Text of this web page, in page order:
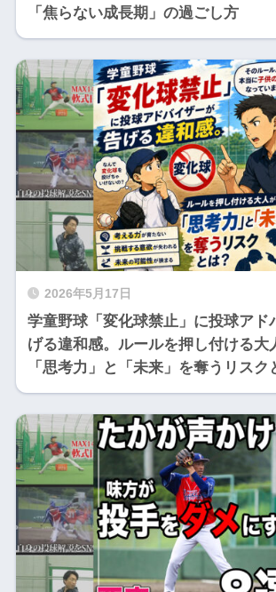
「焦らない成長期」の過ごし方
2026年5月17日
学童野球「変化球禁止」に投球アド
げる違和感。ルールを押し付ける大
「思考力」と「未来」を奪うリスク